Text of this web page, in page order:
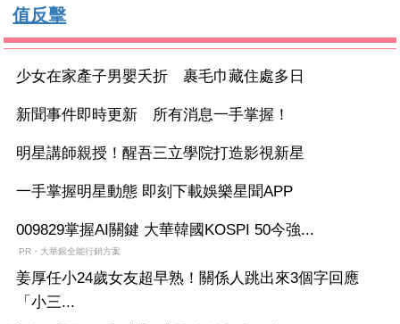
值反擊
少女在家產子男嬰夭折 裹毛巾藏住處多日
新聞事件即時更新 所有消息一手掌握！
明星講師親授！醒吾三立學院打造影視新星
一手掌握明星動態 即刻下載娛樂星聞APP
009829掌握AI關鍵 大華韓國KOSPI 50今強...
PR・大華銀全能行銷方案
姜厚任小24歲女友超早熟！關係人跳出來3個字回應
「小三...